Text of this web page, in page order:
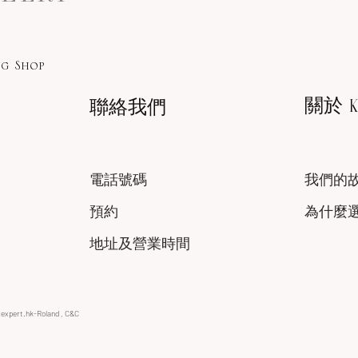
Shop
聯絡我們 關於
電話號碼
預約
我們的
為什麼
地址及營業時間
Roland , C&C